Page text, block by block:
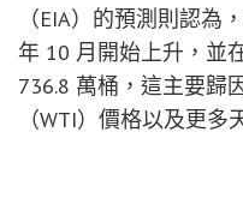
（EIA）的預測則認為
年 10 月開始上升，並
736.8 萬桶，這主要歸
（WTI）價格以及更多